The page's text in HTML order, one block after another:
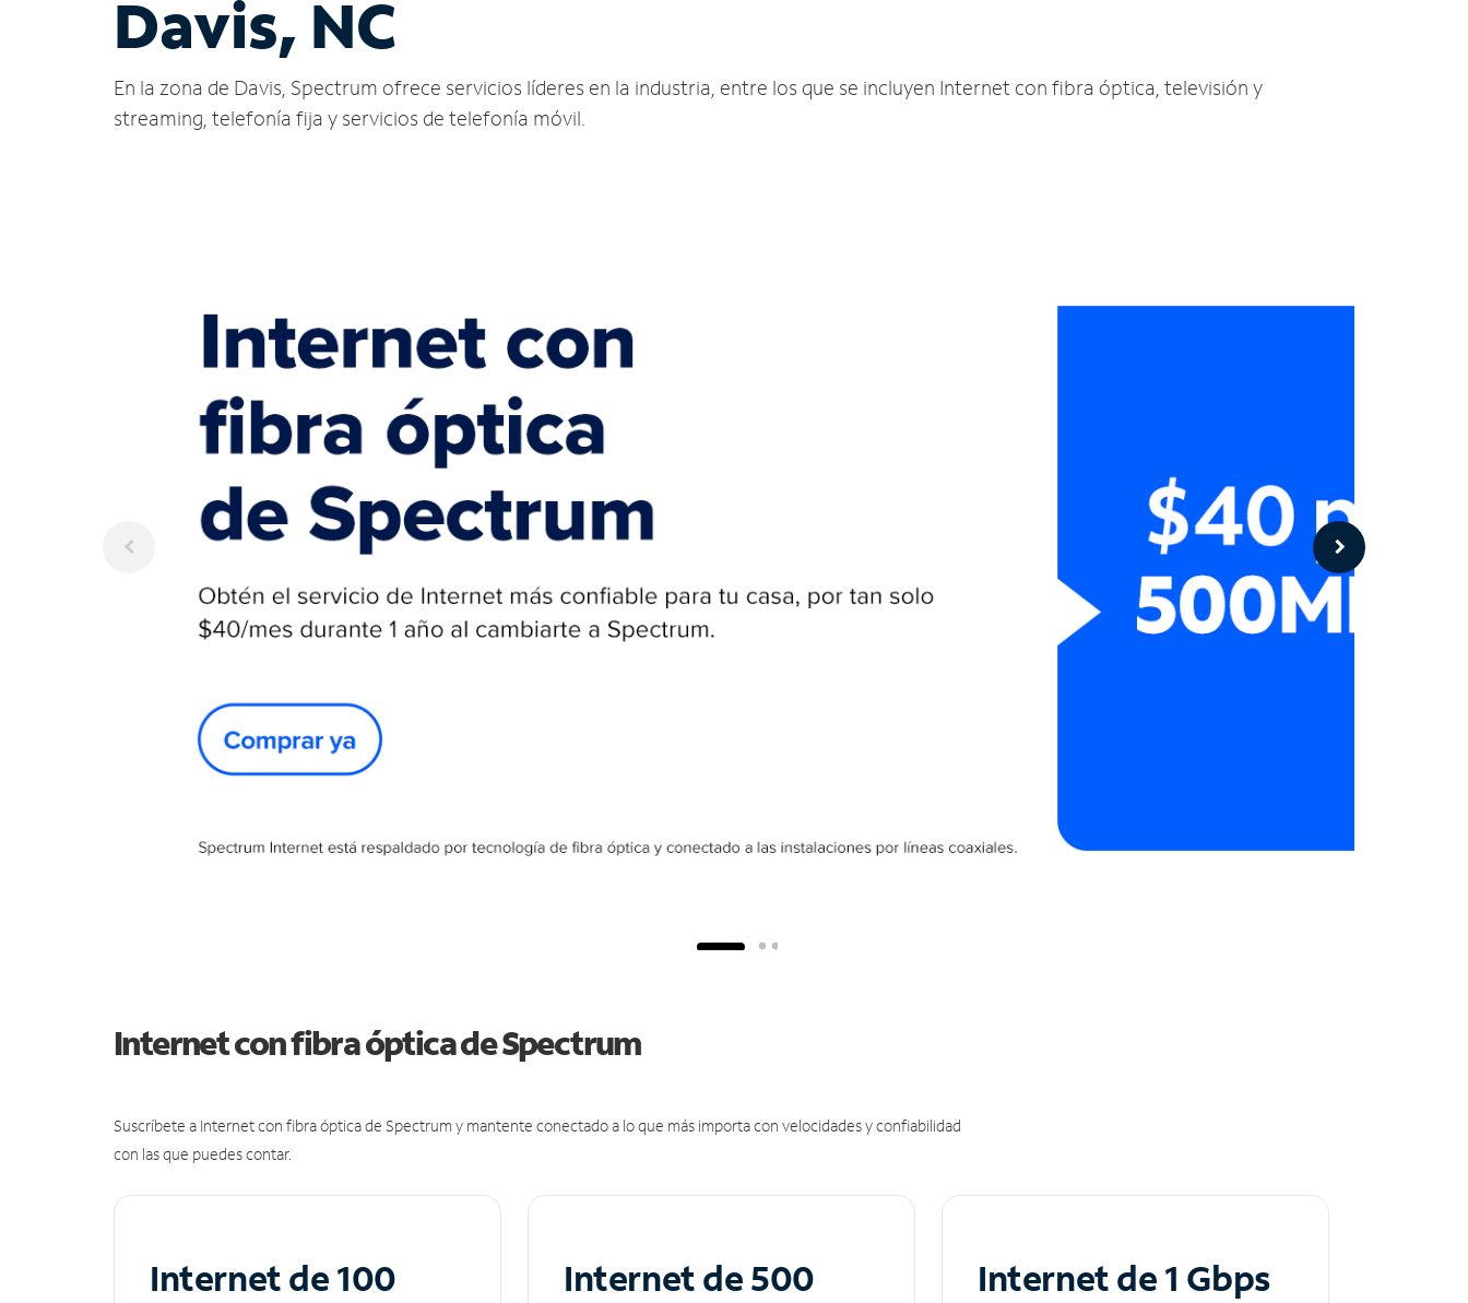
Davis, NC
En la zona de Davis, Spectrum ofrece servicios líderes en la industria, entre los que se incluyen Internet con fibra óptica, televisión y
streaming, telefonía fija y servicios de telefonía móvil.
Internet con fibra óptica de Spectrum
Suscríbete a Internet con fibra óptica de Spectrum y mantente conectado a lo que más importa con velocidades y confiabilidad
con las que puedes contar.
Internet de 100
Internet de 500
Internet de 1 Gbps